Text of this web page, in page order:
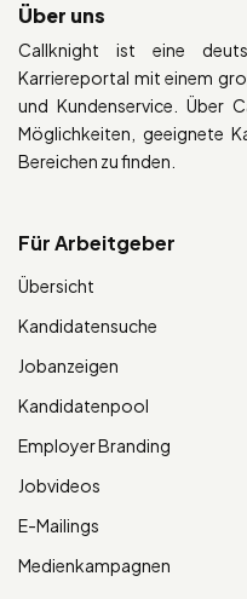
Über uns
Callknight ist eine
Karriereportal mit einem
und Kundenservice. Über
Möglichkeiten, geeignete
Bereichen zu finden.
Für Arbeitgeber
Übersicht
Kandidatensuche
Jobanzeigen
Kandidatenpool
Employer Branding
Jobvideos
E-Mailings
Medienkampagnen